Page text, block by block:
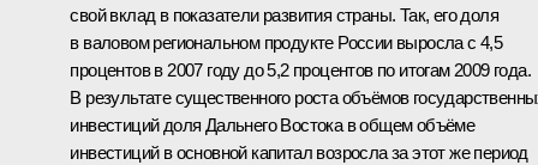
свой вклад в показатели развития страны. Так, его доля
в валовом региональном продукте России выросла с 4,5
процентов в 2007 году до 5,2 процентов по итогам 2009 года.
В результате существенного роста объёмов
инвестиций доля Дальнего Востока в общем объёме
инвестиций в основной капитал возросла за этот же период